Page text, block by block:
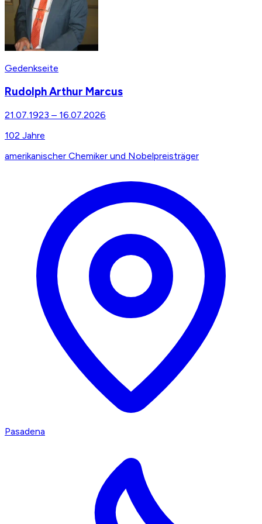
Gedenkseite
Rudolph Arthur Marcus
21.07.1923 – 16.07.2026
102 Jahre
amerikanischer Chemiker und Nobelpreisträger
Pasadena